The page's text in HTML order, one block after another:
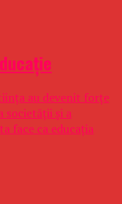
au devenit forțe
societății și a
face ca educația